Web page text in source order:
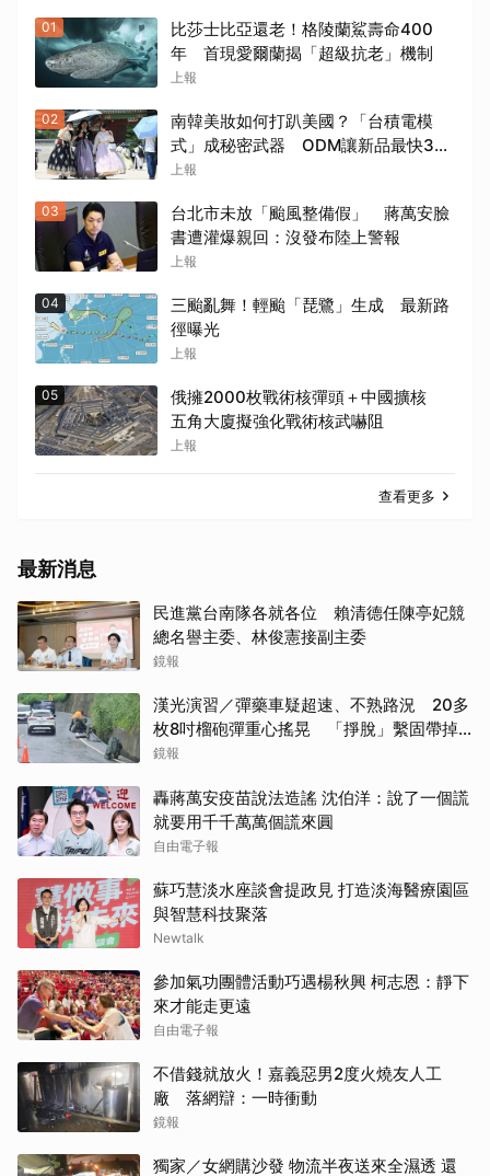
01
比莎士比亞還老！格陵蘭鯊壽命400
年 首現愛爾蘭揭「超級抗老」機制
上報
02
南韓美妝如何打趴美國？「台積電模
式」成秘密武器 ODM讓新品最快3個
月量產
上報
03
台北市未放「颱風整備假」 蔣萬安臉
書遭灌爆親回：沒發布陸上警報
上報
04
三颱亂舞！輕颱「琵鷺」生成 最新路
徑曝光
上報
05
俄擁2000枚戰術核彈頭＋中國擴核
五角大廈擬強化戰術核武嚇阻
上報
查看更多
最新消息
民進黨台南隊各就各位 賴清德任陳亭妃競
總名譽主委、林俊憲接副主委
鏡報
漢光演習／彈藥車疑超速、不熟路況 20多
枚8吋榴砲彈重心搖晃 「掙脫」繫固帶掉
水溝
鏡報
轟蔣萬安疫苗說法造謠 沈伯洋：說了一個謊
就要用千千萬萬個謊來圓
自由電子報
蘇巧慧淡水座談會提政見 打造淡海醫療園區
與智慧科技聚落
Newtalk
參加氣功團體活動巧遇楊秋興 柯志恩：靜下
來才能走更遠
自由電子報
不借錢就放火！嘉義惡男2度火燒友人工
廠 落網辯：一時衝動
鏡報
獨家／女網購沙發 物流半夜送來全濕透 還